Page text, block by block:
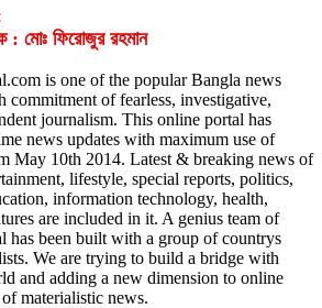
: মোঃ ফিরোজুর রহমান
is one of the popular Bangla news
commitment of fearless, investigative,
journalism. This online portal has
news updates with maximum use of
May 10th 2014. Latest & breaking news of
lifestyle, special reports, politics,
information technology, health,
are included in it. A genius team of
has been built with a group of countrys
We are trying to build a bridge with
and adding a new dimension to online
materialistic news.